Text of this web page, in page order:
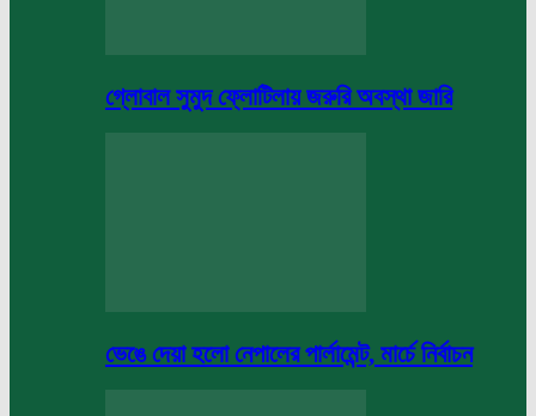
গ্লোবাল সুমুদ ফ্লোটিলায় জরুরি অবস্থা জারি
ভেঙে দেয়া হলো নেপালের পার্লামেন্ট, মার্চে নির্বাচন